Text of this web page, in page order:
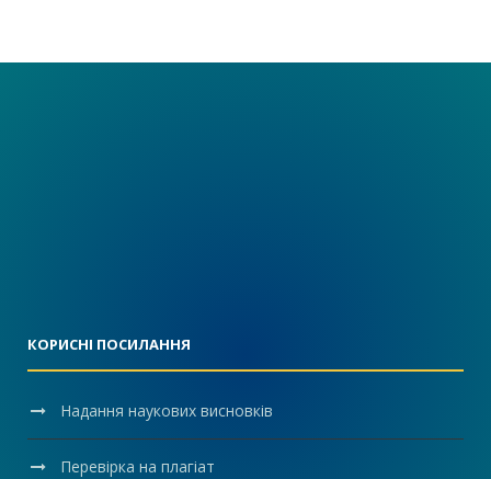
КОРИСНІ ПОСИЛАННЯ
Надання наукових висновків
Перевірка на плагіат